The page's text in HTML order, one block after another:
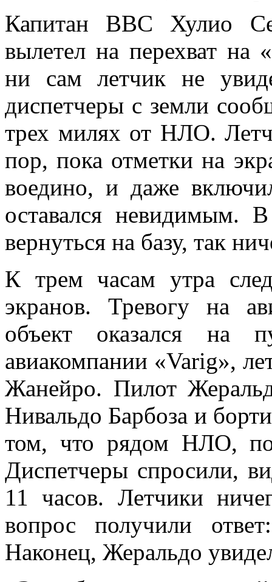
Капитан ВВС Хулио
вылетел на перехват
ни сам летчик не
диспетчеры с земли
трех милях от НЛО.
пор, пока отметки на
воедино, и даже
оставался невидимым.
вернуться на базу, так
К трем часам утра
экранов. Тревогу на
объект оказался на
авиакомпании «Varig»,
Жанейро. Пилот
Нивальдо Барбоза и
том, что рядом НЛО,
Диспетчеры спросили,
11 часов. Летчики
вопрос получили
Наконец, Жеральдо